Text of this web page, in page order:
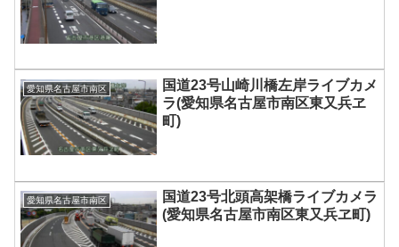
愛知県名古屋市南区
国道23号山崎川橋左岸ライブカメ
ラ(愛知県名古屋市南区東又兵ヱ
町)
愛知県名古屋市南区
国道23号北頭高架橋ライブカメラ
(愛知県名古屋市南区東又兵ヱ町)